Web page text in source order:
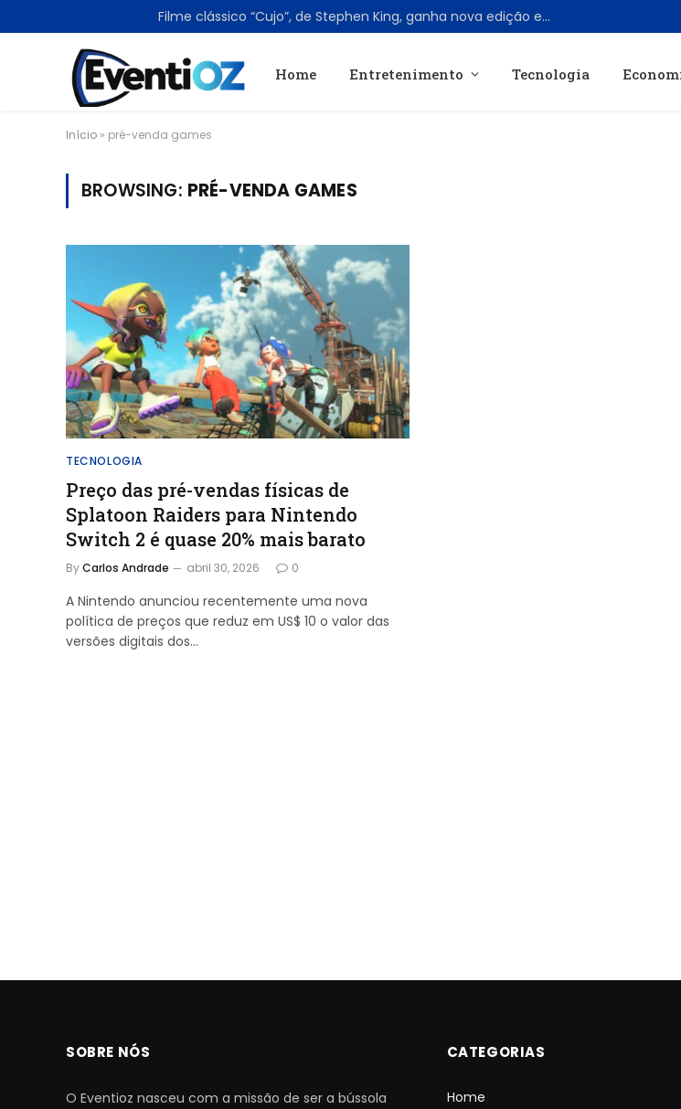
Filme clássico “Cujo”, de Stephen King, ganha nova edição em 4K Ultra HD Blu-ray
Home Entretenimento Tecnologia
Início » pré-venda games
BROWSING: PRÉ-VENDA GAMES
TECNOLOGIA
Preço das pré-vendas físicas de
Splatoon Raiders para Nintendo
Switch 2 é quase 20% mais barato
ByCarlos Andrade abril 30, 2026 0
A Nintendo anunciou recentemente uma nova
política de preços que reduz em US$ 10 o valor das
versões digitais dos…
SOBRE NÓS
O Eventioz nasceu com a missão de ser a bússola
CATEGORIAS
Home